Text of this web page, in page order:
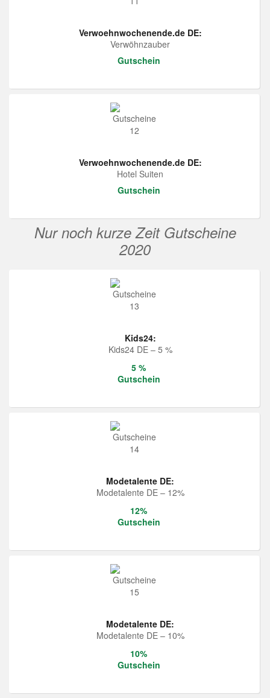
Verwoehnwochenende.de DE:
Verwöhnzauber
Gutschein
Verwoehnwochenende.de DE:
Hotel Suiten
Gutschein
Nur noch kurze Zeit Gutscheine
2020
Kids24:
Kids24 DE – 5 %
5 %
Gutschein
Modetalente DE:
Modetalente DE – 12%
12%
Gutschein
Modetalente DE:
Modetalente DE – 10%
10%
Gutschein